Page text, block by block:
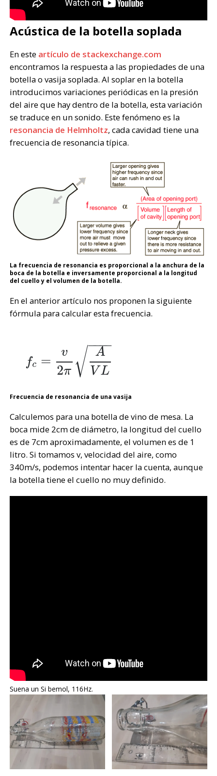
Acústica de la botella soplada
En este artículo de stackexchange.com
encontramos la respuesta a las propiedades de una
botella o vasija soplada. Al soplar en la botella
introducimos variaciones periódicas en la presión
del aire que hay dentro de la botella, esta variación
se traduce en un sonido. Este fenómeno es la
resonancia de Helmholtz, cada cavidad tiene una
frecuencia de resonancia típica.
La frecuencia de resonancia es proporcional a la anchura de la
boca de la botella e inversamente proporcional a la longitud
del cuello y el volumen de la botella.
En el anterior artículo nos proponen la siguiente
fórmula para calcular esta frecuencia.
Frecuencia de resonancia de una vasija
Calculemos para una botella de vino de mesa. La
boca mide 2cm de diámetro, la longitud del cuello
es de 7cm aproximadamente, el volumen es de 1
litro. Si tomamos v, velocidad del aire, como
340m/s, podemos intentar hacer la cuenta, aunque
la botella tiene el cuello no muy definido.
Suena un Si bemol, 116Hz.